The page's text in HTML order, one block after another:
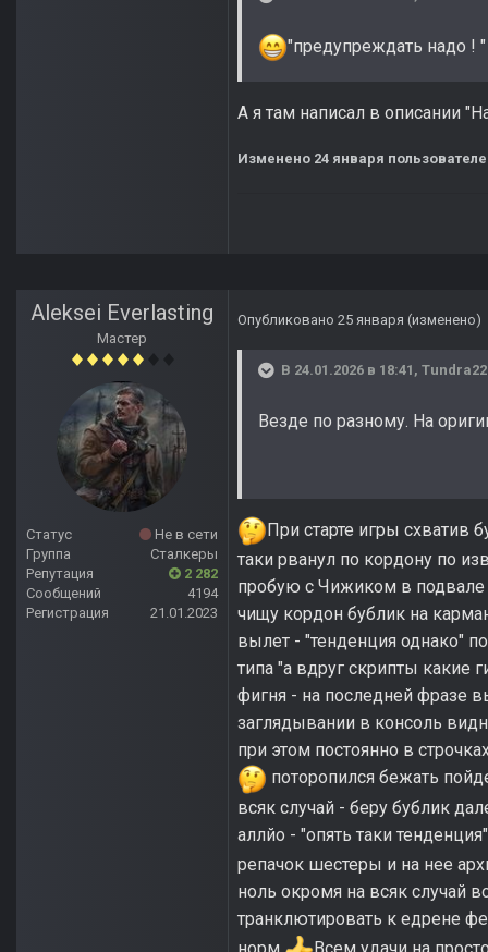
"предупреждать надо !
А я там написал в описании
Изменено 24 января
Aleksei Everlasting
Мастер
Статус
Не в сети
Группа
Сталкеры
Репутация
2 282
Сообщений
4194
Регистрация
21.01.2023
Опубликовано 25 января (изменено)
В 24.01.2026 в 18:41,
Везде по разному. На
При старте игры схватив
таки рванул по кордону по
пробую с Чижиком в подвале
чищу кордон бублик на
вылет - "тенденция однако"
типа "а вдруг скрипты какие
фигня - на последней фразе
заглядывании в консоль
при этом постоянно в
поторопился бежать
всяк случай - беру бублик
аллйо - "опять таки
репачок шестеры и на нее
ноль окромя на всяк случай
транклютировать к едрене